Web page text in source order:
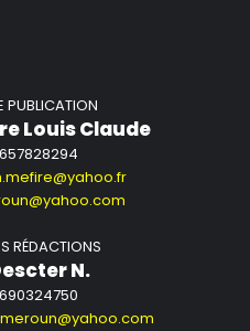
PUBLICATION
Louis Claude
RÉDACTIONS
N.